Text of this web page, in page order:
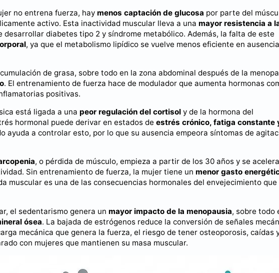
no entrena fuerza, hay menos captación de glucosa por parte del
activo. Esta inactividad muscular lleva a una mayor resistencia a
desarrollar diabetes tipo 2 y síndrome metabólico. Además, la falta de este
, ya que el metabolismo lipídico se vuelve menos eficiente en
de grasa, sobre todo en la zona abdominal después de la
. El entrenamiento de fuerza hace de modulador que aumenta hormonas
positivas.
está ligada a una peor regulación del cortisol y de la hormona del
hormonal puede derivar en estados de estrés crónico, fatiga constante
ayuda a controlar esto, por lo que su ausencia empeora síntomas de
, o pérdida de músculo, empieza a partir de los 30 años y se acelera
Sin entrenamiento de fuerza, la mujer tiene un menor gasto
muscular es una de las consecuencias hormonales del envejecimiento que
el sedentarismo genera un mayor impacto de la menopausia, sobre todo
ósea. La bajada de estrógenos reduce la conversión de señales
mecánica que genera la fuerza, el riesgo de tener osteoporosis, caídas
con mujeres que mantienen su masa muscular.